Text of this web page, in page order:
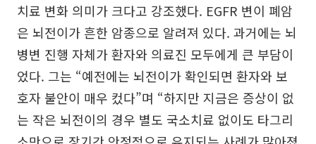
치료 변화 의미가 크다고 강조했다. EGFR 변이 폐암
은 뇌전이가 흔한 암종으로 알려져 있다. 과거에는 뇌
병변 진행 자체가 환자와 의료진 모두에게 큰 부담이
었다. 그는 “예전에는 뇌전이가 확인되면 환자와 보
호자 불안이 매우 컸다”며 “하지만 지금은 증상이 없
는 작은 뇌전이의 경우 별도 국소치료 없이도 타그리